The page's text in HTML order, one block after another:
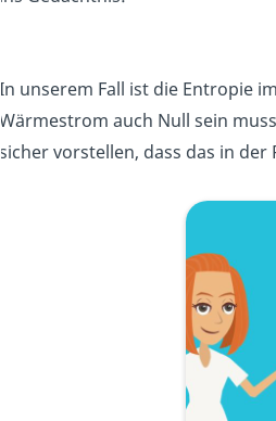
In unserem Fall ist die Entropie
Wärmestrom auch Null sein
sicher vorstellen, dass das in